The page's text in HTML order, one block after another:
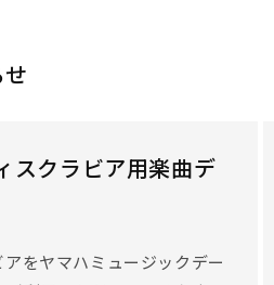
スクラビア用楽曲デ
をヤマハミュージックデー